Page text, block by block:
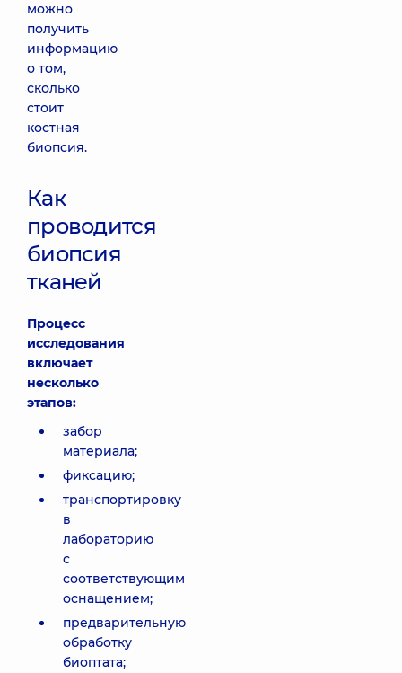
можно
получить
информацию
о том,
сколько
стоит
костная
биопсия.
Как
проводится
биопсия
тканей
Процесс
исследования
включает
несколько
этапов:
забор
материала;
фиксацию;
транспортировку
в
лабораторию
с
соответствующим
оснащением;
предварительную
обработку
биоптата;